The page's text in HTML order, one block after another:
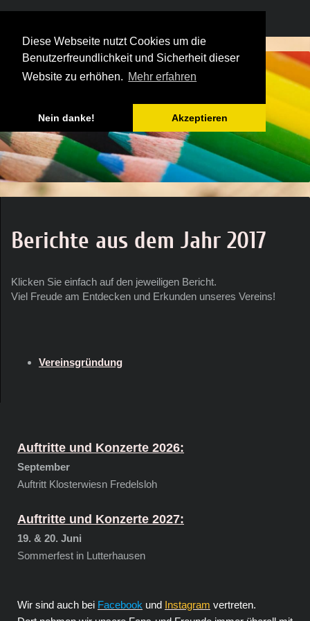
Diese Webseite nutzt Cookies um die
Benutzerfreundlichkeit und Sicherheit dieser
Website zu erhöhen. Mehr erfahren
Nein danke! Akzeptieren
Berichte aus dem Jahr 2017
Klicken Sie einfach auf den jeweiligen Bericht.
Viel Freude am Entdecken und Erkunden unseres Vereins!
Vereinsgründung
Auftritte und Konzerte 2026:
September
Auftritt Klosterwiesn Fredelsloh
Auftritte und Konzerte 2027:
19. & 20. Juni
Sommerfest in Lutterhausen
Wir sind auch bei Facebook und Instagram vertreten.